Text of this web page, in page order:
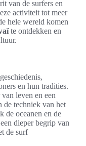
van de surfers en
activiteit tot meer
hele wereld komen
te ontdekken en
en hun tradities.
leven en een
de techniek van het
de oceanen en de
dieper begrip van
de surf